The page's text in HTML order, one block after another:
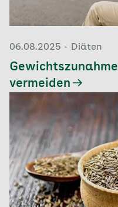
06.08.2025 - Diäten
vermeiden